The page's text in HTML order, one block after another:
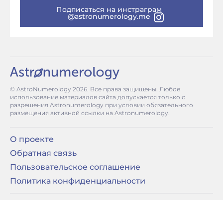
Подписаться на инстраграм
@astronumerology.me
© AstroNumerology 2026. Все права защищены. Любое
использование материалов сайта допускается только с
разрешения Astronumerology при условии обязательного
размещения активной ссылки на Astronumerology.
О проекте
Обратная связь
Пользовательское соглашение
Политика конфиденциальности